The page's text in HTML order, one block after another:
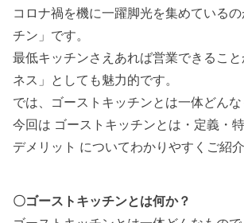
コロナ禍を機に一躍脚光を集めている
チン」です。
最低キッチンさえあれば営業できるこ
ネス」としても魅力的です。
では、ゴーストキッチンとは一体どんな
今回は ゴーストキッチンとは・定義・
デメリット についてわかりやすくご紹介
〇ゴーストキッチンとは何か？